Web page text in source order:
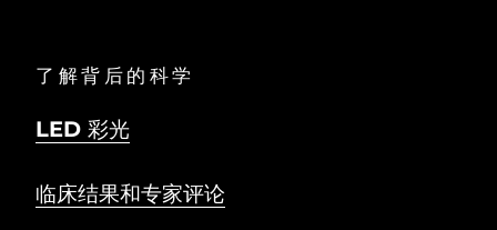
了解背后的科学
LED 彩光
临床结果和专家评论